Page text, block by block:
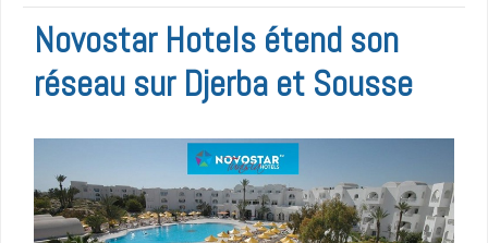
Novostar Hotels étend son
réseau sur Djerba et Sousse